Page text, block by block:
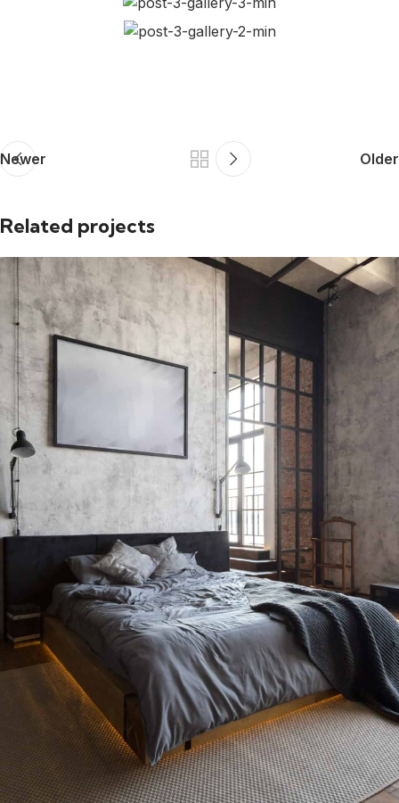
Newer Older
Related projects